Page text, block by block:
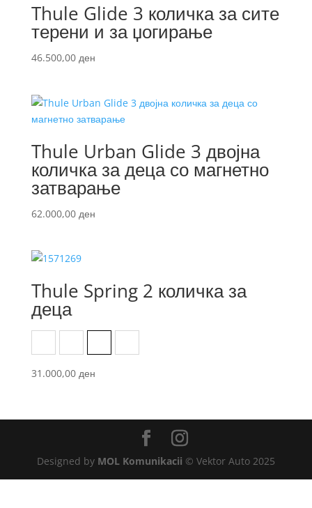
Thule Glide 3 количка за сите
терени и за џогирање
46.500,00 ден
Thule Urban Glide 3 двојна
количка за деца со магнетно
затварање
62.000,00 ден
Thule Spring 2 количка за
деца
31.000,00 ден
Designed by MOL Komunikacii © Vektor Auto 2025